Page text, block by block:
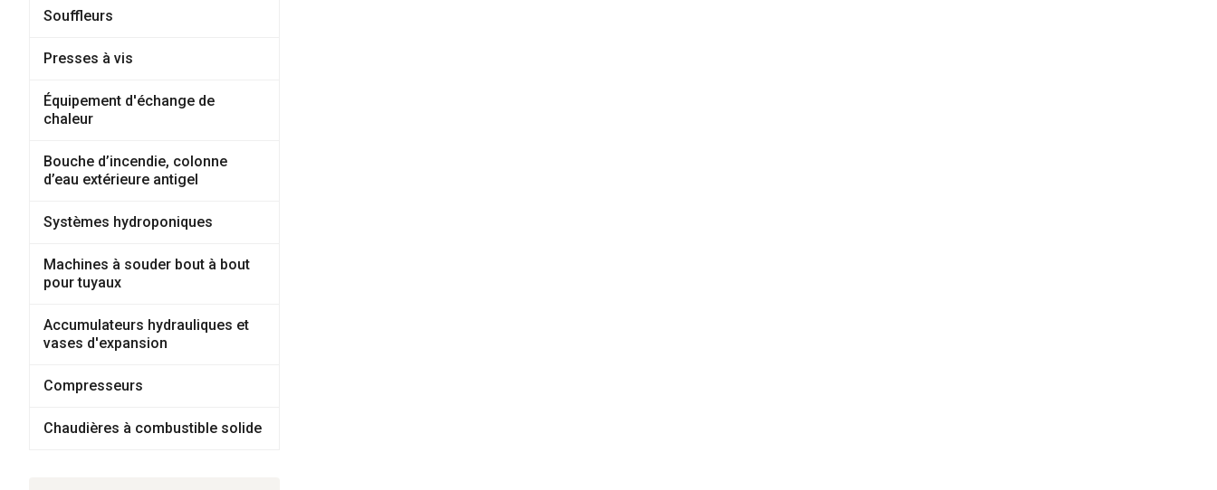
Souffleurs
Presses à vis
Équipement d'échange de
chaleur
Bouche d’incendie, colonne
d’eau extérieure antigel
Systèmes hydroponiques
Machines à souder bout à bout
pour tuyaux
Accumulateurs hydrauliques et
vases d'expansion
Compresseurs
Chaudières à combustible solide